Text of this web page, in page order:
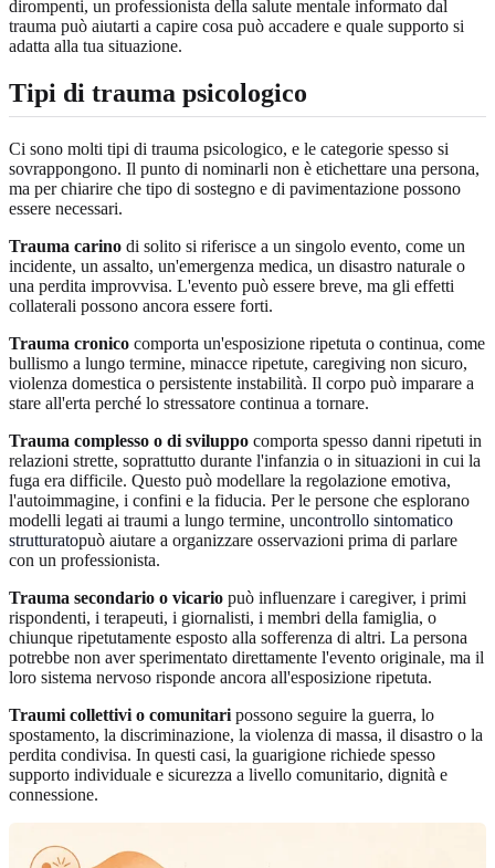
dirompenti, un professionista della salute mentale informato dal
trauma può aiutarti a capire cosa può accadere e quale supporto si
adatta alla tua situazione.
Tipi di trauma psicologico
Ci sono molti tipi di trauma psicologico, e le categorie spesso si
sovrappongono. Il punto di nominarli non è etichettare una persona,
ma per chiarire che tipo di sostegno e di pavimentazione possono
essere necessari.
Trauma carino di solito si riferisce a un singolo evento, come un
incidente, un assalto, un'emergenza medica, un disastro naturale o
una perdita improvvisa. L'evento può essere breve, ma gli effetti
collaterali possono ancora essere forti.
Trauma cronico comporta un'esposizione ripetuta o continua, come
bullismo a lungo termine, minacce ripetute, caregiving non sicuro,
violenza domestica o persistente instabilità. Il corpo può imparare a
stare all'erta perché lo stressatore continua a tornare.
Trauma complesso o di sviluppo comporta spesso danni ripetuti in
relazioni strette, soprattutto durante l'infanzia o in situazioni in cui la
fuga era difficile. Questo può modellare la regolazione emotiva,
l'autoimmagine, i confini e la fiducia. Per le persone che esplorano
modelli legati ai traumi a lungo termine, uncontrollo sintomatico
strutturatopuò aiutare a organizzare osservazioni prima di parlare
con un professionista.
Trauma secondario o vicario può influenzare i caregiver, i primi
rispondenti, i terapeuti, i giornalisti, i membri della famiglia, o
chiunque ripetutamente esposto alla sofferenza di altri. La persona
potrebbe non aver sperimentato direttamente l'evento originale, ma il
loro sistema nervoso risponde ancora all'esposizione ripetuta.
Traumi collettivi o comunitari possono seguire la guerra, lo
spostamento, la discriminazione, la violenza di massa, il disastro o la
perdita condivisa. In questi casi, la guarigione richiede spesso
supporto individuale e sicurezza a livello comunitario, dignità e
connessione.